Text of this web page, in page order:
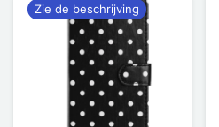
Zie de beschrijving